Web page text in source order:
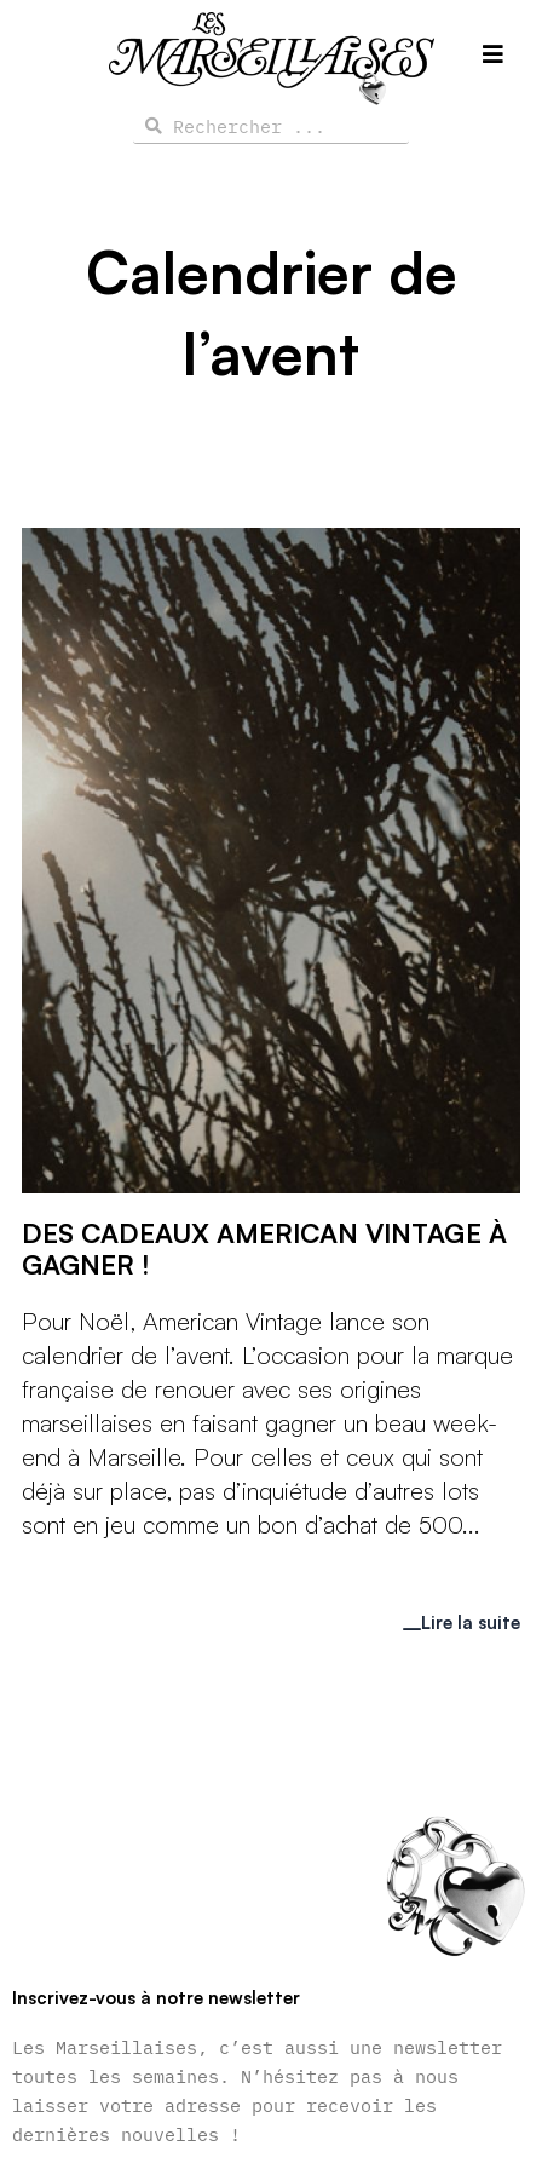
Rechercher
Rechercher
Calendrier de
l’avent
DES CADEAUX AMERICAN VINTAGE À
GAGNER !
Pour Noël, American Vintage lance son
calendrier de l’avent. L’occasion pour la marque
française de renouer avec ses origines
marseillaises en faisant gagner un beau week-
end à Marseille. Pour celles et ceux qui sont
déjà sur place, pas d’inquiétude d’autres lots
sont en jeu comme un bon d’achat de 500...
Lire la suite
Inscrivez-vous à notre newsletter
Les Marseillaises, c’est aussi une newsletter
toutes les semaines. N’hésitez pas à nous
laisser votre adresse pour recevoir les
dernières nouvelles !